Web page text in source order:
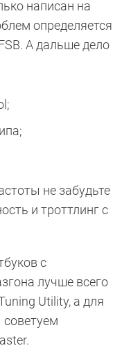
написан на
определяется
А дальше дело
не забудьте
и троттлинг с
с
лучше всего
Utility, а для